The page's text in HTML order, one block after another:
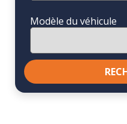
Modèle du véhicule